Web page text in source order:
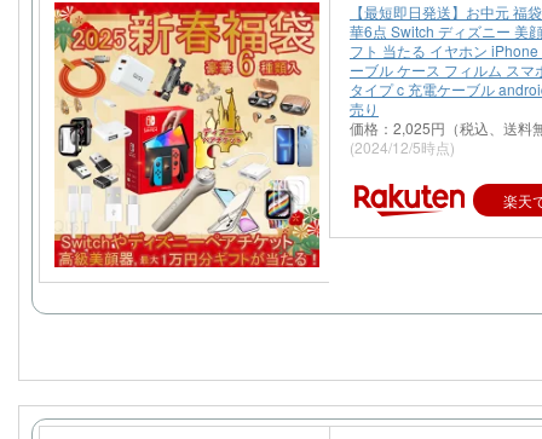
【最短即日発送】お中元 福
華6点 Switch ディズニー 美
フト 当たる イヤホン
ーブル ケース フィルム スマ
タイプ c 充電ケーブル
売り
価格：2,025円（税込、送料
(2024/12/5時点)
楽天